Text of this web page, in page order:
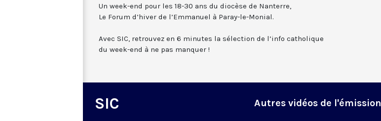
Un week-end pour les 18-30 ans du diocèse de Nanterre,
Le Forum d’hiver de l’Emmanuel à Paray-le-Monial.
Avec SIC, retrouvez en 6 minutes la sélection de l’info catholique
du week-end à ne pas manquer !
SIC Autres vidéos de l'émission